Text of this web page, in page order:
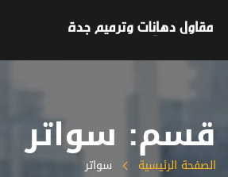
قسم: سواتر
الصفحة الرئيسية سواتر